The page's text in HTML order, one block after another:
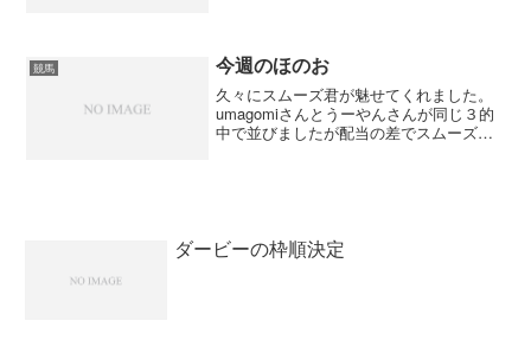
てバルク世界制覇だ
競馬 今週のほのお
久々にスムーズ君が魅せてくれました。
umagomiさんとうーやんさんが同じ３的
中で並びましたが配当の差でスムーズ君
ダービーの枠順決定